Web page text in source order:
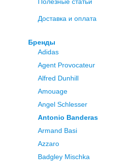
Доставка и оплата
Бренды
Adidas
Agent Provocateur
Alfred Dunhill
Amouage
Angel Schlesser
Antonio Banderas
Armand Basi
Azzaro
Badgley Mischka